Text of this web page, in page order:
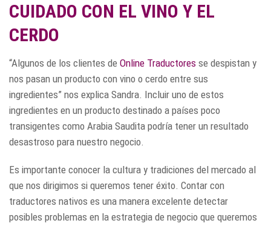
CUIDADO CON EL VINO Y EL
CERDO
“Algunos de los clientes de Online Traductores se despistan y
nos pasan un producto con vino o cerdo entre sus
ingredientes” nos explica Sandra. Incluir uno de estos
ingredientes en un producto destinado a países poco
transigentes como Arabia Saudita podría tener un resultado
desastroso para nuestro negocio.
Es importante conocer la cultura y tradiciones del mercado al
que nos dirigimos si queremos tener éxito. Contar con
traductores nativos es una manera excelente detectar
posibles problemas en la estrategia de negocio que queremos